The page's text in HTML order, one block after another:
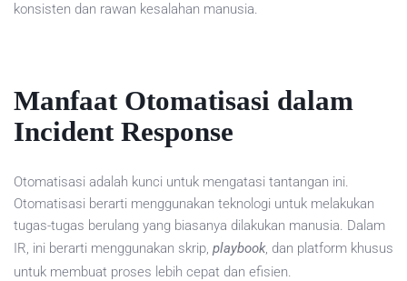
konsisten dan rawan kesalahan manusia.
Manfaat Otomatisasi dalam
Incident Response
Otomatisasi adalah kunci untuk mengatasi tantangan ini.
Otomatisasi berarti menggunakan teknologi untuk melakukan
tugas-tugas berulang yang biasanya dilakukan manusia. Dalam
IR, ini berarti menggunakan skrip, playbook, dan platform khusus
untuk membuat proses lebih cepat dan efisien.